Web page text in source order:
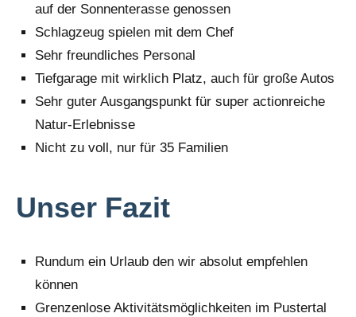
auf der Sonnenterasse genossen
Schlagzeug spielen mit dem Chef
Sehr freundliches Personal
Tiefgarage mit wirklich Platz, auch für große Autos
Sehr guter Ausgangspunkt für super actionreiche
Natur-Erlebnisse
Nicht zu voll, nur für 35 Familien
Unser Fazit
Rundum ein Urlaub den wir absolut empfehlen
können
Grenzenlose Aktivitätsmöglichkeiten im Pustertal